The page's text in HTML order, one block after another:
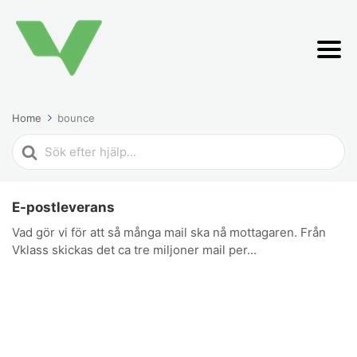
Home bounce
Search
For
E-postleverans
Vad gör vi för att så många mail ska nå mottagaren. Från
Vklass skickas det ca tre miljoner mail per...